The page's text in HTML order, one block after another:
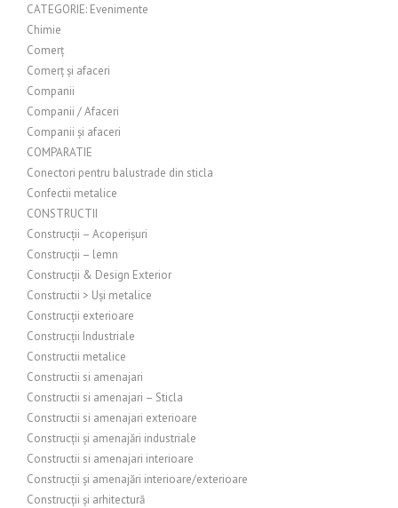
CATEGORIE: Evenimente
Chimie
Comerț
Comerț și afaceri
Companii
Companii / Afaceri
Companii și afaceri
COMPARATIE
Conectori pentru balustrade din sticla
Confectii metalice
CONSTRUCTII
Construcții – Acoperișuri
Construcții – lemn
Construcții & Design Exterior
Constructii > Uși metalice
Construcții exterioare
Construcții Industriale
Constructii metalice
Constructii si amenajari
Constructii si amenajari – Sticla
Constructii si amenajari exterioare
Construcții și amenajări industriale
Constructii si amenajari interioare
Construcții și amenajări interioare/exterioare
Construcții și arhitectură